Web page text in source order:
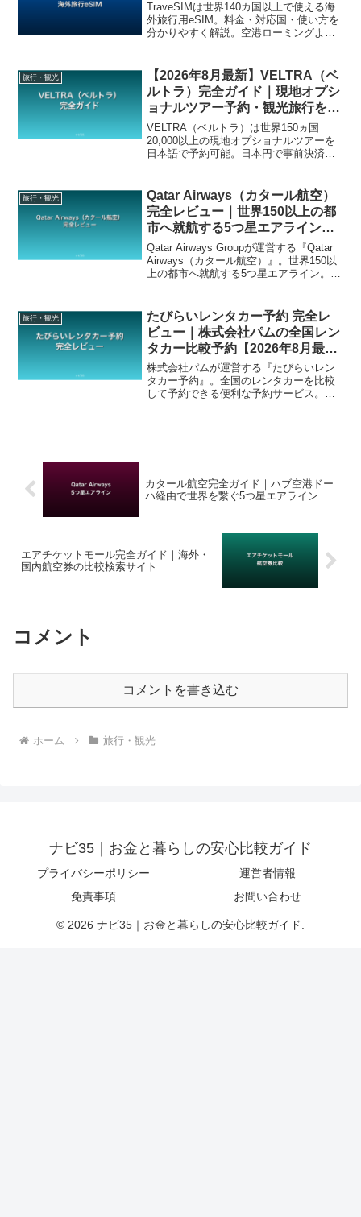
TraveSIMは世界140カ国以上で使える海
外旅行用eSIM。料金・対応国・使い方を
分かりやすく解説。空港ローミングより
旅行・観光
【2026年8月最新】VELTRA（ベ
ルトラ）完全ガイド｜現地オプシ
ョナルツアー予約・観光旅行を充
実させる
VELTRA（ベルトラ）は世界150ヵ国
20,000以上の現地オプショナルツアーを
日本語で予約可能。日本円で事前決済で
家族旅行など、安心して観光したい方に
最適。
旅行・観光
Qatar Airways（カタール航空）
完全レビュー｜世界150以上の都
市へ就航する5つ星エアライン
【2026年8月最新】
Qatar Airways Groupが運営する『Qatar
Airways（カタール航空）』。世界150以
上の都市へ就航する5つ星エアライン。海
す。
旅行・観光
たびらいレンタカー予約 完全レ
ビュー｜株式会社パムの全国レン
タカー比較予約【2026年8月最
新】
株式会社パムが運営する『たびらいレン
タカー予約』。全国のレンタカーを比較
して予約できる便利な予約サービス。旅
カタール航空完全ガイド｜ハブ空港ドー
ハ経由で世界を繋ぐ5つ星エアライン
エアチケットモール完全ガイド｜海外・
国内航空券の比較検索サイト
コメント
コメントを書き込む
ホーム 旅行・観光
ナビ35｜お金と暮らしの安心比較ガイド
プライバシーポリシー
運営者情報
免責事項
お問い合わせ
© 2026 ナビ35｜お金と暮らしの安心比較ガイド.